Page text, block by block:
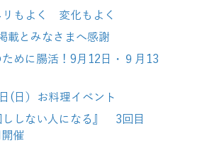
リもよく 変化もよく
載とみなさまへ感謝
ために腸活！9月12日・９月13
(日）お料理イベント
ししない人になる』 3回目
催